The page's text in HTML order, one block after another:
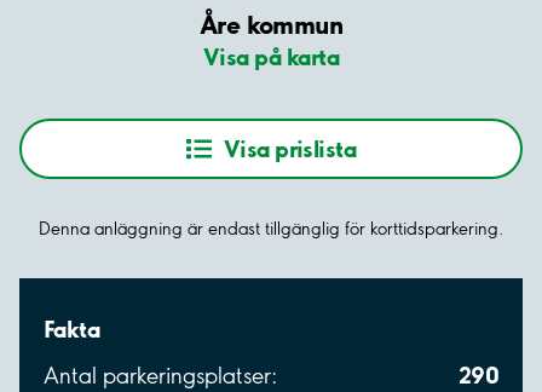
Åre kommun
Visa på karta
Visa prislista
Denna anläggning är endast tillgänglig för korttidsparkering.
Fakta
Antal parkeringsplatser: 290